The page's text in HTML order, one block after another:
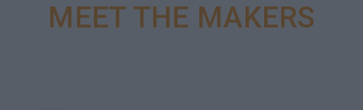
MEET THE MAKERS